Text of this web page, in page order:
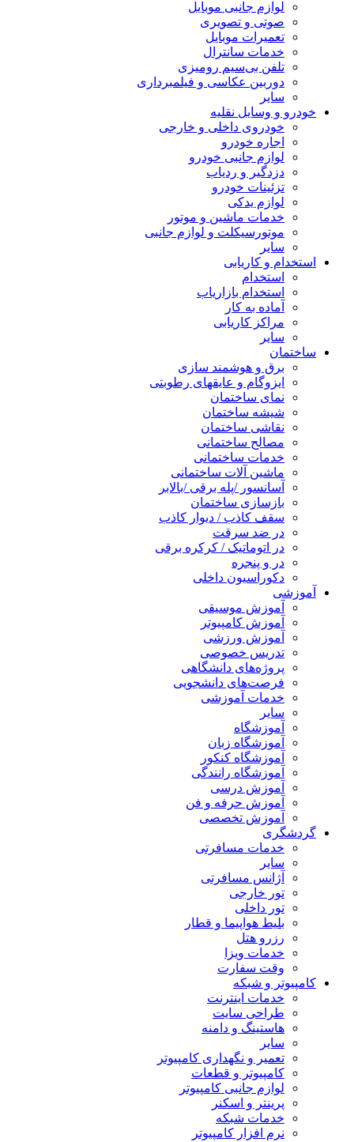
لوازم جانبی موبایل
صوتی و تصویری
تعمیرات موبایل
خدمات سانترال
تلفن بی‌سیم رومیزی
دوربین عکاسی و فیلمبرداری
و وسایل نقلیه
خودروی داخلی و خارجی
اجاره خودرو
لوازم جانبی خودرو
دزدگیر و ردیاب
تزئینات خودرو
لوازم یدکی
خدمات ماشین و موتور
موتورسیکلت و لوازم جانبی
و کاریابی
استخدام
استخدام بازاریاب
آماده به کار
مراکز کاریابی
برق و هوشمند سازی
ایزوگام و عایقهای رطوبتی
نمای ساختمان
شیشه ساختمان
نقاشی ساختمان
مصالح ساختمانی
خدمات ساختمانی
ماشین آلات ساختمانی
آسانسور /پله برقی /بالابر
بازسازی ساختمان
سقف کاذب / دیوار کاذب
در ضد سرقت
در اتوماتیک / کرکره برقی
در و پنجره
دکوراسیون داخلی
آموزش موسیقی
آموزش کامپیوتر
آموزش ورزشی
تدریس خصوصی
پروژه‌های دانشگاهی
فرصت‌های دانشجویی
خدمات آموزشی
آموزشگاه
آموزشگاه زبان
آموزشگاه کنکور
آموزشگاه رانندگی
آموزش درسی
آموزش حرفه و فن
آموزش تخصصی
خدمات مسافرتی
آژانس مسافرتی
تور خارجی
تور داخلی
بلیط هواپیما و قطار
رزرو هتل
خدمات ویزا
وقت سفارت
و شبکه
خدمات اینترنت
طراحی سایت
هاستینگ و دامنه
تعمیر و نگهداری کامپیوتر
کامپیوتر و قطعات
لوازم جانبی کامپیوتر
پرینتر و اسکنر
خدمات شبکه
نرم افزار کامپیوتر